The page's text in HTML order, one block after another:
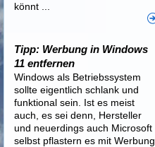
könnt ...
Tipp: Werbung in Windows
11 entfernen
Windows als Betriebssystem
sollte eigentlich schlank und
funktional sein. Ist es meist
auch, es sei denn, Hersteller
und neuerdings auch Microsoft
selbst pflastern es mit Werbung